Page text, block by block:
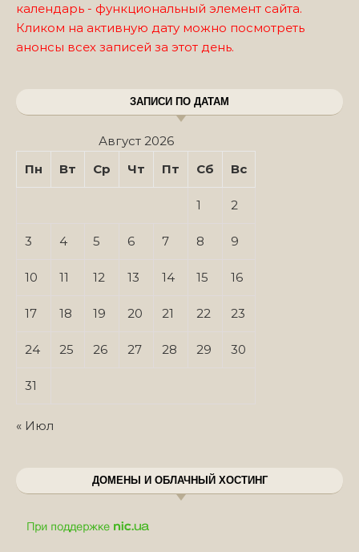
календарь - функциональный элемент сайта.
Кликом на активную дату можно посмотреть
анонсы всех записей за этот день.
ЗАПИСИ ПО ДАТАМ
Август 2026
Пн
Вт Ср Чт Пт Сб Вс
1 2
3 4 5 6 7 8 9
10 11 12 13 14 15 16
17 18 19 20 21 22 23
24 25 26 27 28 29 30
31
« Июл
ДОМЕНЫ И ОБЛАЧНЫЙ ХОСТИНГ